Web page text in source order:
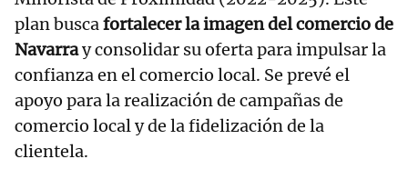
plan buscafortalecer la imagen del comercio de
Navarray consolidar su oferta para impulsar la
confianza en el comercio local. Se prevé el
apoyo para la realización de campañas de
comercio local y de la fidelización de la
clientela.